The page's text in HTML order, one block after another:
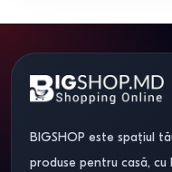
BIGSHOP este spațiul
produse pentru casă,